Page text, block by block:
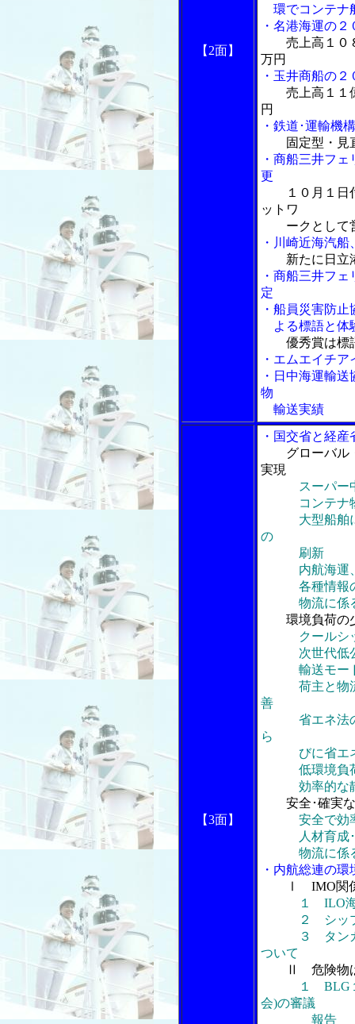
【2面】
環でコンテナ
・名港海運の
売上高１０
万円
・玉井商船の
売上高１１
円
・鉄道･運輸機
固定型・見
・商船三井フ
更
１０月１
ットワ
ークとして
・川崎近海汽
新たに日立
・商船三井フ
定
・船員災害防
よる標語と体
優秀賞は標
・エムエイチ
・日中海運輸
物
輸送実績
【3面】
・国交省と経
グローバル
実現
スーパー
コンテナ物
大型船舶に
の
刷新
内航海運、
各種情報の
物流に係る
環境負荷の
クールシ
次世代低公
輸送モード
荷主と物流
善
省エネ法の
ら
びに省エネ
低環境負荷
効率的な静
安全･確実
安全で効
人材育成･確
物流に係る
・内航総連の
Ⅰ IMO関
１ ILO
２ シップリ
３ タンカー(
ついて
Ⅱ 危険物
１ BLG
会)の審議
報告